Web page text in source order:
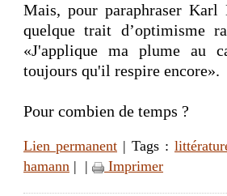
Mais, pour paraphraser
quelque trait d’optimisme
«J'applique ma plume au
toujours qu'il respire encore».
Pour combien de temps ?
Lien permanent | Tags :
hamann | | Imprimer